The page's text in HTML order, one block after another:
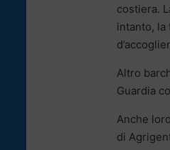
costiera.
intanto,
Altro
Guardia
Anche
di